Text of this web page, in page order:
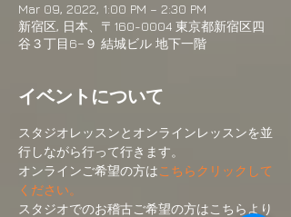
Mar 09, 2022, 1:00 PM – 2:30 PM
新宿区, 日本、〒160-0004 東京都新宿区四
谷３丁目6−９ 結城ビル 地下一階
イベントについて
スタジオレッスンとオンラインレッスンを並
行しながら行って行きます。
オンラインご希望の方は こちらクリックして
ください。
スタジオでのお稽古ご希望の方はこちらより